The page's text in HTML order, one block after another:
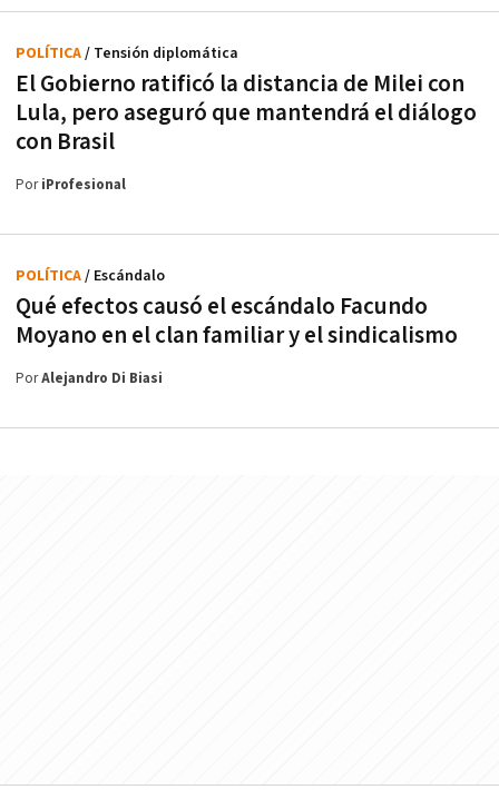
El Gobierno ratificó la distancia de Milei con
Lula, pero aseguró que mantendrá el diálogo
con Brasil
POLÍTICA/ Tensión diplomática
PoriProfesional
Qué efectos causó el escándalo Facundo
Moyano en el clan familiar y el sindicalismo
POLÍTICA/ Escándalo
PorAlejandro Di Biasi